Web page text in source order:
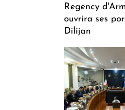
Regency
ouvrira ses
Dilijan